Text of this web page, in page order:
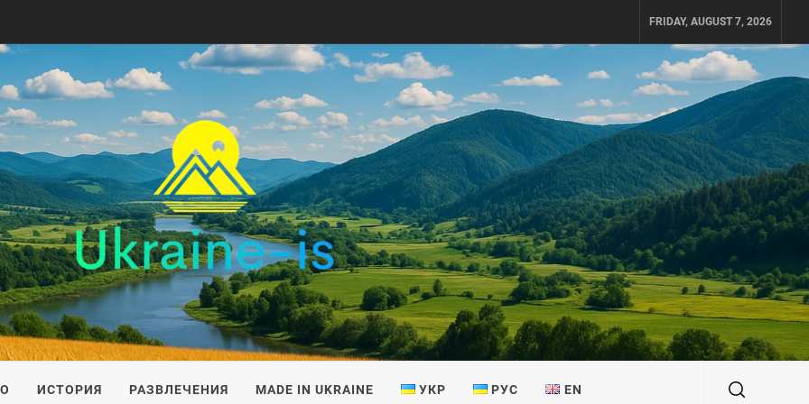
FRIDAY, AUGUST 7, 2026
ИСТОРИЯ РАЗВЛЕЧЕНИЯ MADE IN UKRAINE УКР РУС EN